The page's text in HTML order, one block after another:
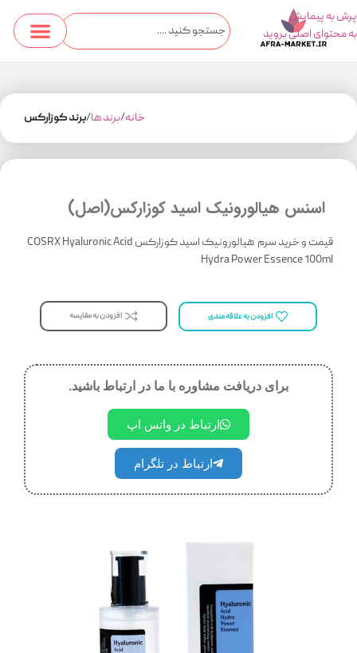
پرش به پیمایش
به محتوای اصلی بروید
خانه برند ها برند کوزارکس
اسنس هیالورونیک اسید کوزارکس(اصل)
قیمت و خرید سرم هیالورونیک اسید کوزارکس COSRX Hyaluronic Acid
Hydra Power Essence 100ml
افزودن به علاقه مندی افزودن به مقایسه
برای دریافت مشاوره با ما در ارتباط باشید.
ارتباط در واتس اپ
ارتباط در تلگرام